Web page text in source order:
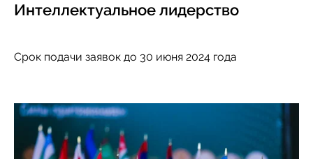
Интеллектуальное лидерство
Срок подачи заявок до 30 июня 2024 года